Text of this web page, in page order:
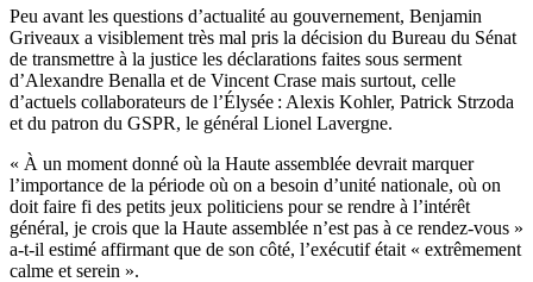
Peu avant les questions d’actualité au gouvernement, Benjamin
Griveaux a visiblement très mal pris la décision du Bureau du Sénat
de transmettre à la justice les déclarations faites sous serment
d’Alexandre Benalla et de Vincent Crase mais surtout, celle
d’actuels collaborateurs de l’Élysée : Alexis Kohler, Patrick Strzoda
et du patron du GSPR, le général Lionel Lavergne.
« À un moment donné où la Haute assemblée devrait marquer
l’importance de la période où on a besoin d’unité nationale, où on
doit faire fi des petits jeux politiciens pour se rendre à l’intérêt
général, je crois que la Haute assemblée n’est pas à ce rendez-vous »
a-t-il estimé affirmant que de son côté, l’exécutif était « extrêmement
calme et serein ».